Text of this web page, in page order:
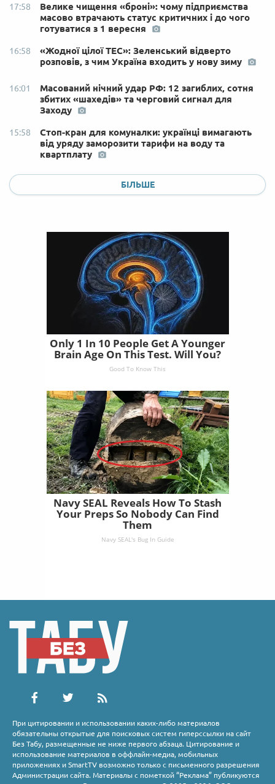
17:58
Велике чищення «броні»: чому підприємства
масово втрачають статус критичних і до чого
готуватися з 1 вересня
16:58
«Жодної цілої ТЕС»: Зеленський відверто
розповів, з чим Україна входить у нову зиму
16:01
Масований нічний удар РФ: 12 загиблих, сотня
збитих «шахедів» та черговий сигнал для
Заходу
15:58
Стоп-кран для комуналки: українці вимагають
від уряду заморозити тарифи на воду та
квартплату
БІЛЬШЕ
Only 1 In 10 People Get A Younger
Brain Age On This Test. Will You?
Good To Know This
Navy SEAL Reveals How To Stash
Your Preps So Nobody Can Find
Them
Navy SEAL's Bug In Guide
При цитировании и использовании каких-либо материалов
обязательны открытые для поисковых систем гиперссылки на сайт
Без Табу, размещенные не ниже первого абзаца. Цитирование и
использование материалов в оффлайн-медиа, мобильных
приложениях и SmartTV возможно только с письменного разрешения
Администрации сайта. Материалы с пометкой “Реклама” публикуются